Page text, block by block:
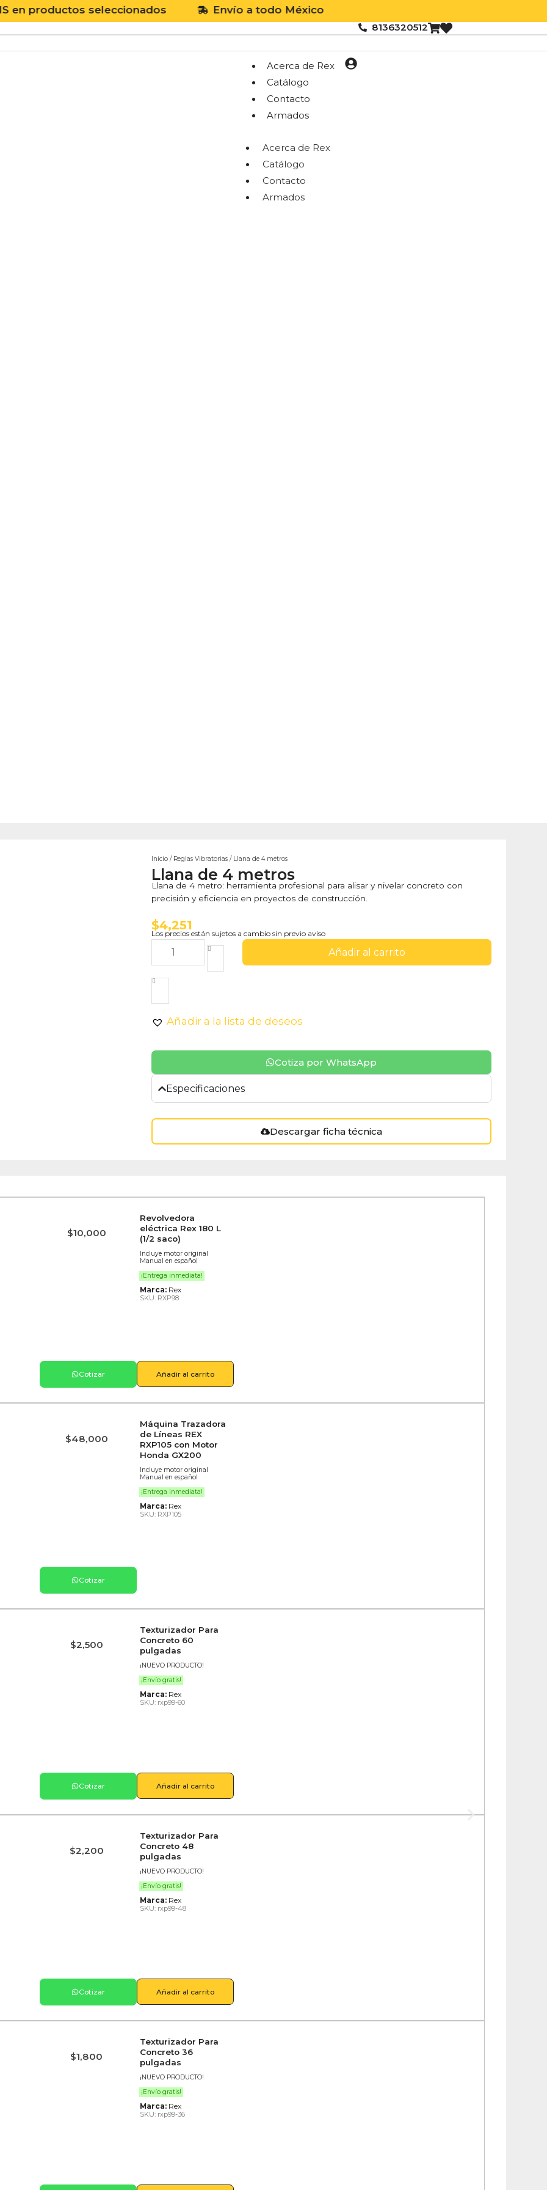
seleccionados Envío a todo México
8136320512
Acerca de Rex
Catálogo
Contacto
Armados
Acerca de Rex
Catálogo
Contacto
Armados
Inicio / Reglas Vibratorias / Llana de 4 metros
Llana de 4 metros
Llana de 4 metro: herramienta profesional para alisar y nivelar concreto con
precisión y eficiencia en proyectos de construcción.
$4,251
Los precios están sujetos a cambio sin previo aviso
Añadir al carrito
Añadir a la lista de deseos
Cotiza por WhatsApp
Especificaciones
Descargar ficha técnica
$10,000
Revolvedora
eléctrica Rex 180 L
(1/2 saco)
Incluye motor original
Manual en español
¡Entrega inmediata!
Marca:Rex
SKU: RXP98
Cotizar Añadir al carrito
$48,000
Máquina Trazadora
de Líneas REX
RXP105 con Motor
Honda GX200
Incluye motor original
Manual en español
¡Entrega inmediata!
Marca:Rex
SKU: RXP105
Cotizar
$2,500
Texturizador Para
Concreto 60
pulgadas
¡NUEVO PRODUCTO!
¡Envío gratis!
Marca:Rex
SKU: rxp99-60
Cotizar Añadir al carrito
$2,200
Texturizador Para
Concreto 48
pulgadas
¡NUEVO PRODUCTO!
¡Envío gratis!
Marca:Rex
SKU: rxp99-48
Cotizar Añadir al carrito
$1,800
Texturizador Para
Concreto 36
pulgadas
¡NUEVO PRODUCTO!
¡Envío gratis!
Marca:Rex
SKU: rxp99-36